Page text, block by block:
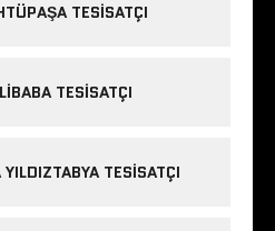
TESISATÇI
TESISATÇI
TESISATÇI